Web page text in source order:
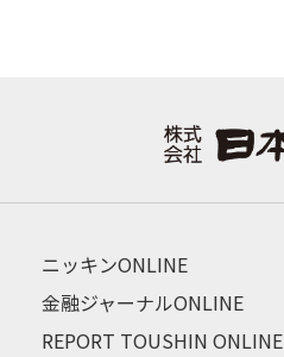
ニッキンONLINE
金融ジャーナルONLINE
REPORT TOUSHIN ONLINE